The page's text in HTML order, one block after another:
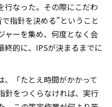
行なった。その際にこだわ
指針を決める”ということ
ャーを集め、何度となく会
終的に、IPSが決まるまでに
、「たとえ時間がかかって
針をつくらなければ、実行